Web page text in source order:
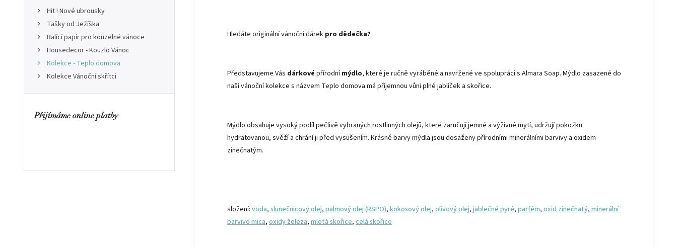
Hit ! Nové ubrousky
Tašky od Ježíška
Balící papír pro kouzelné vánoce
Housedecor - Kouzlo Vánoc
Kolekce - Teplo domova
Kolekce Vánoční skřítci
Přijímáme online platby
Hledáte originální vánoční dárek pro dědečka?
Představujeme Vás dárkové přírodnímýdlo, které je ručně vyráběné a navržené ve spolupráci s Almara Soap. Mýdlo zasazené do
naší vánoční kolekce s názvem Teplo domova má příjemnou vůni plné jablíček a skořice.
Mýdlo obsahuje vysoký podíl pečlivě vybraných rostlinných olejů, které zaručují jemné a výživné mytí, udržují pokožku
hydratovanou, svěží a chrání ji před vysušením. Krásné barvy mýdla jsou dosaženy přírodními minerálními barvivy a oxidem
zinečnatým.
složení: voda, slunečnicový olej, palmový olej (RSPO), kokosový olej, olivový olej, jablečné pyré, parfém, oxid zinečnatý, minerální
barvivo mica, oxidy železa, mletá skořice, celá skořice